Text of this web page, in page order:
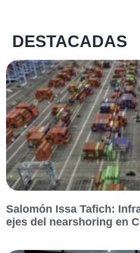
DESTACADAS
Salomón Issa Tafich:
ejes del nearshoring en